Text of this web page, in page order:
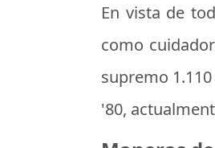
En vista de
como
supremo
'80,